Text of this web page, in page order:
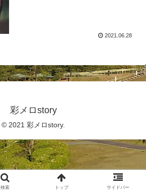
2021.06.28
彩メロstory
© 2021 彩メロstory.
検索 トップ サイドバー